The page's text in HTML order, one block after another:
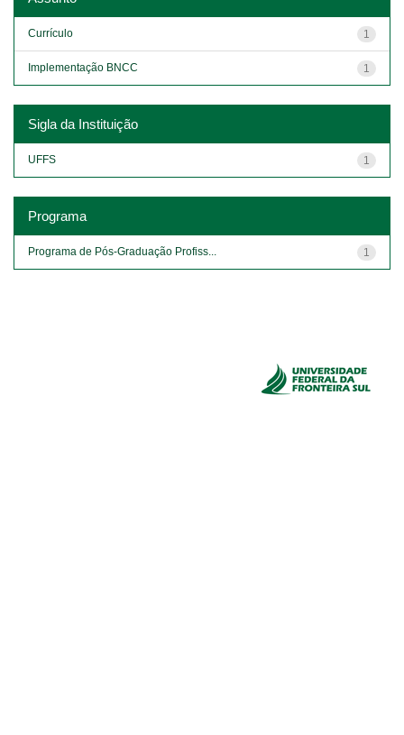
1
Currículo
1
Implementação BNCC
Sigla da Instituição
1
UFFS
Programa
1
Programa de Pós-Graduação Profiss...